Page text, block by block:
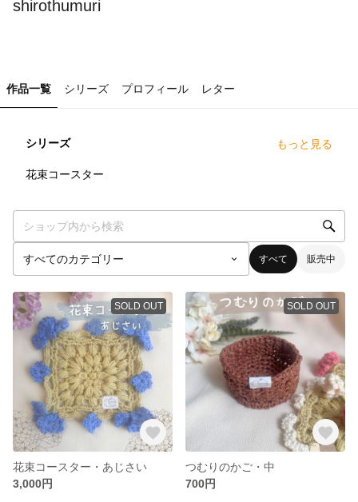
shirothumuri
作品一覧 シリーズ プロフィール レター
シリーズ もっと見る
花束コースター
すべて 販売中
SOLD OUT
花束コースター・あじさい
3,000円
SOLD OUT
つむりのかご・中
700円